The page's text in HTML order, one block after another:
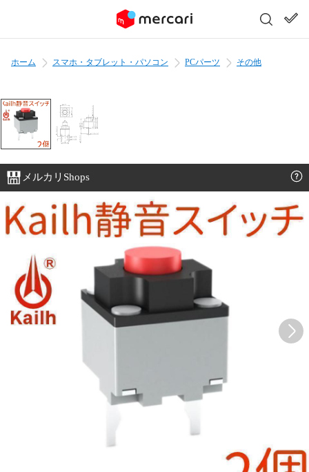
ホーム スマホ・タブレット・パソコン PCパーツ その他
メルカリShops